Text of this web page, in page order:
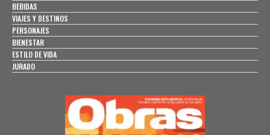
BEBIDAS
VIAJES Y DESTINOS
PERSONAJES
BIENESTAR
ESTILO DE VIDA
JURADO